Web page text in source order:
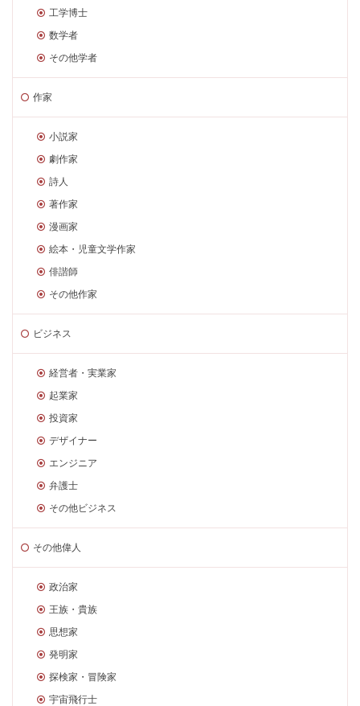
工学博士
数学者
その他学者
作家
小説家
劇作家
詩人
著作家
漫画家
絵本・児童文学作家
俳諧師
その他作家
ビジネス
経営者・実業家
起業家
投資家
デザイナー
エンジニア
弁護士
その他ビジネス
その他偉人
政治家
王族・貴族
思想家
発明家
探検家・冒険家
宇宙飛行士